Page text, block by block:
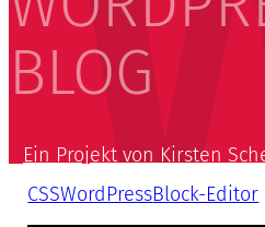
BLOG
Ein Projekt von Kirsten
CSSWordPressBlock-Editor